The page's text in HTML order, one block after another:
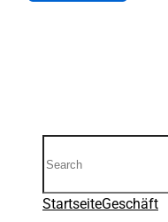
StartseiteGeschäft